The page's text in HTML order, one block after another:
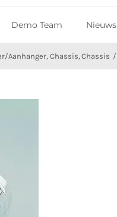
Demo Team Nieuws
Aanhanger Chassis Chassis